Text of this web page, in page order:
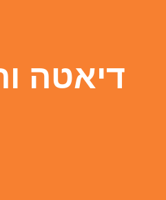
דיאטה